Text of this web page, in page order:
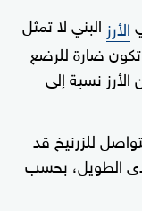
الأرز البني لا تمثل
تكون ضارة للرضع
نسبة إلى
للزرنيخ قد
الطويل، بحسب